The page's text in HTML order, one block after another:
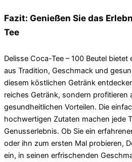
Fazit: Genießen Sie das
Tee
Delisse Coca-Tee – 100 Beutel
aus Tradition, Geschmack und
diesem köstlichen Getränk
reiches Getränk, sondern profitieren
gesundheitlichen Vorteilen. Die
hochwertigen Zutaten machen jede
Genusserlebnis. Ob Sie ein
oder ihn zum ersten Mal probieren,
ein, in seinen erfrischenden